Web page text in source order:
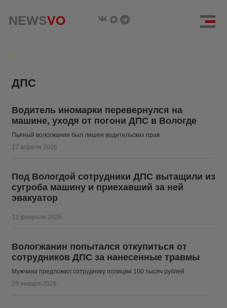
NEWSVO
NEWSVO
ДПС
Водитель иномарки перевернулся на
машине, уходя от погони ДПС в Вологде
Пьяный вологжанин был лишен водительских прав
17 апреля 2026
Под Вологдой сотрудники ДПС вытащили из
сугроба машину и приехавший за ней
эвакуатор
13 февраля 2026
Вологжанин попытался откупиться от
сотрудников ДПС за нанесенные травмы
Мужчина предложил сотруднику полиции 100 тысяч рублей
26 января 2026